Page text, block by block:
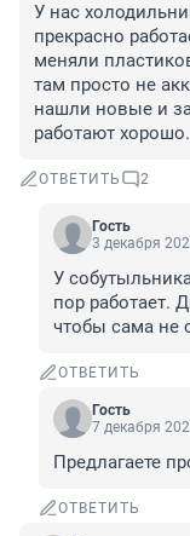
У нас
прекрасно
меняли
там просто не
нашли новые и
работают хорошо.
ОТВЕТИТЬ 2
Гость
3 декабря
У
пор работает.
чтобы сама не
ОТВЕТИТЬ
Гость
7 декабря
Предлагаете
ОТВЕТИТЬ